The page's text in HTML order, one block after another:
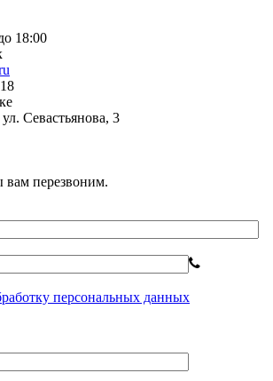
18:00
Севастьянова, 3
вам перезвоним.
персональных данных